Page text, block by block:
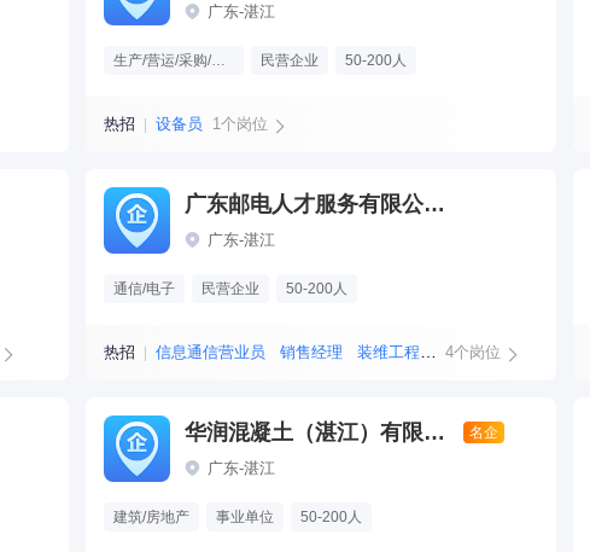
广东-湛江
生产/营运/采购/物流 民营企业 50-200人
热招 设备员 1个岗位
广东邮电人才服务有限公司湛江分公司
广东-湛江
通信/电子 民营企业 50-200人
热招 信息通信营业员 销售经理 装维工程师 商务经理
4个岗位
华润混凝土（湛江）有限公司 名企
广东-湛江
建筑/房地产 事业单位 50-200人